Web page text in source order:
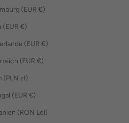
Luxemburg (EUR €)
Malta (EUR €)
Niederlande (EUR €)
Österreich (EUR €)
Polen (PLN zł)
Portugal (EUR €)
Rumänien (RON Lei)